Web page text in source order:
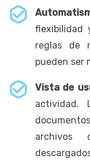
flexibilidad
reglas de
pueden ser
Vista de
actividad.
archivos